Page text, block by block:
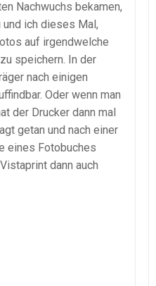
Nachwuchs bekamen,
ich dieses Mal,
auf irgendwelche
speichern. In der
nach einigen
Oder wenn man
der Drucker dann mal
getan und nach einer
eines Fotobuches
dann auch